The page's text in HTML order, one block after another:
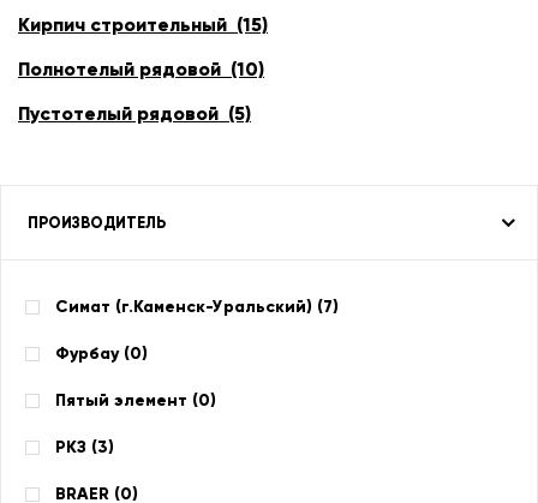
Кирпич строительный (15)
Полнотелый рядовой (10)
Пустотелый рядовой (5)
ПРОИЗВОДИТЕЛЬ
Симат (г.Каменск-Уральский) (7)
Фурбау (0)
Пятый элемент (0)
РКЗ (3)
BRAER (0)